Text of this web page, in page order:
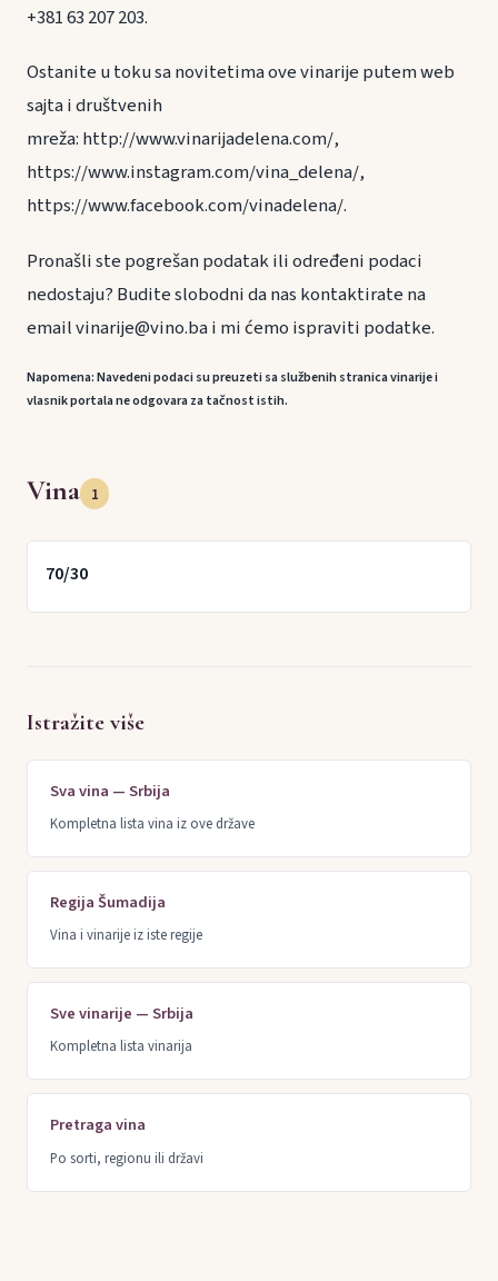
+381 63 207 203.
Ostanite u toku sa novitetima ove vinarije putem web
sajta i društvenih
mreža: http://www.vinarijadelena.com/,
https://www.instagram.com/vina_delena/,
https://www.facebook.com/vinadelena/.
Pronašli ste pogrešan podatak ili određeni podaci
nedostaju? Budite slobodni da nas kontaktirate na
email vinarije@vino.ba i mi ćemo ispraviti podatke.
Napomena: Navedeni podaci su preuzeti sa službenih stranica vinarije i
vlasnik portala ne odgovara za tačnost istih.
Vina 1
70/30
Istražite više
Sva vina — Srbija
Kompletna lista vina iz ove države
Regija Šumadija
Vina i vinarije iz iste regije
Sve vinarije — Srbija
Kompletna lista vinarija
Pretraga vina
Po sorti, regionu ili državi